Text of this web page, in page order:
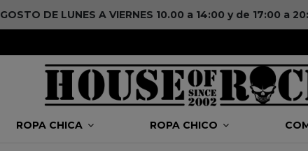
DE LUNES A VIERNES 10.00 a 14:00 y de 17:00 a
ROPA CHICA ROPA CHICO